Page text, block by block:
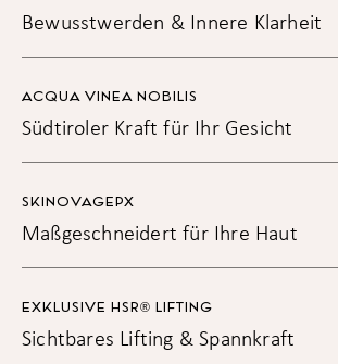
Bewusstwerden & Innere Klarheit
ACQUA VINEA NOBILIS
Südtiroler Kraft für Ihr Gesicht
SKINOVAGEPX
Maßgeschneidert für Ihre Haut
EXKLUSIVE HSR® LIFTING
Sichtbares Lifting & Spannkraft